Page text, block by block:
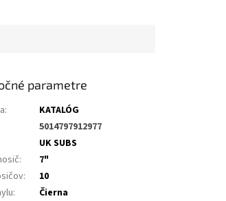
parametre
:
KATALÓG
5014797912977
UK SUBS
:
7"
:
10
:
Čierna